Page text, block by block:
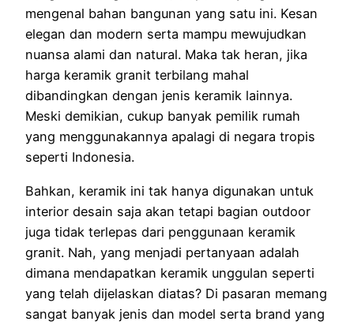
mengenal bahan bangunan yang satu ini. Kesan
elegan dan modern serta mampu mewujudkan
nuansa alami dan natural. Maka tak heran, jika
harga keramik granit terbilang mahal
dibandingkan dengan jenis keramik lainnya.
Meski demikian, cukup banyak pemilik rumah
yang menggunakannya apalagi di negara tropis
seperti Indonesia.
Bahkan, keramik ini tak hanya digunakan untuk
interior desain saja akan tetapi bagian outdoor
juga tidak terlepas dari penggunaan keramik
granit. Nah, yang menjadi pertanyaan adalah
dimana mendapatkan keramik unggulan seperti
yang telah dijelaskan diatas? Di pasaran memang
sangat banyak jenis dan model serta brand yang